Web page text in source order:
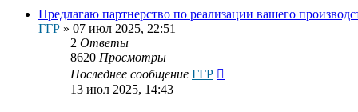
Предлагаю партнерство по реализации вашего
ГГР » 07 июл 2025, 22:51
2 Ответы
8620 Просмотры
Последнее сообщение ГГР
13 июл 2025, 14:43